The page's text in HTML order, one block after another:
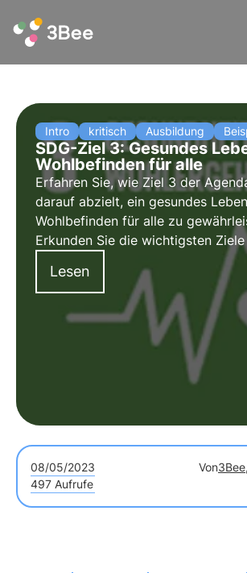
Intro kritisch Ausbildung
SDG-Ziel 3: Gesundes
Wohlbefinden für alle
Erfahren Sie, wie Ziel 3 der
darauf abzielt, ein gesundes
Wohlbefinden für alle zu
Erkunden Sie die wichtigsten Ziele
Herausforderungen, wie Italien
Erreichung dieser Ziele zubewegt
Unternehmen zu diesem Ziel
Lesen
08/05/2023 Von
497 Aufrufe